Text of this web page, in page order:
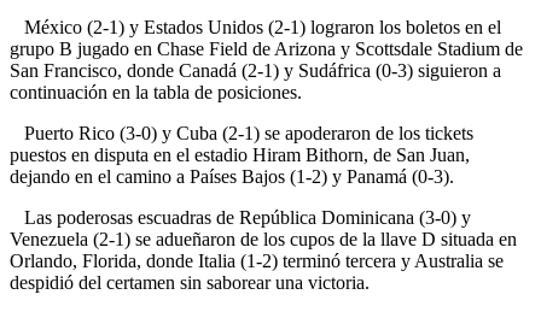
México (2-1) y Estados Unidos (2-1) lograron los boletos en el
grupo B jugado en Chase Field de Arizona y Scottsdale Stadium de
San Francisco, donde Canadá (2-1) y Sudáfrica (0-3) siguieron a
continuación en la tabla de posiciones.
Puerto Rico (3-0) y Cuba (2-1) se apoderaron de los tickets
puestos en disputa en el estadio Hiram Bithorn, de San Juan,
dejando en el camino a Países Bajos (1-2) y Panamá (0-3).
Las poderosas escuadras de República Dominicana (3-0) y
Venezuela (2-1) se adueñaron de los cupos de la llave D situada en
Orlando, Florida, donde Italia (1-2) terminó tercera y Australia se
despidió del certamen sin saborear una victoria.